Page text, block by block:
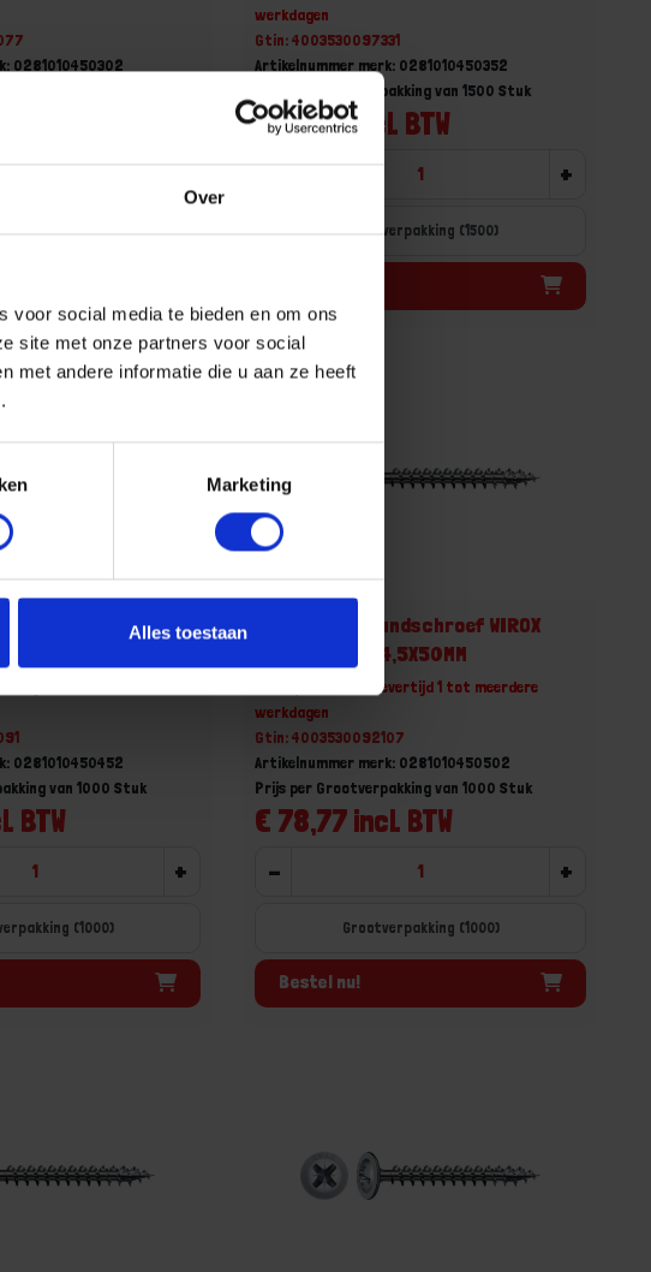
Over
voor social media te bieden en om ons
site met onze partners voor social
met andere informatie die u aan ze heeft
Marketing
Alles toestaan
0281010450302
+
(2000)
werkdagen
Gtin: 4003530097331
Artikelnummer merk: 0281010450352
€ 91,84 incl. BTW
Prijs per Grootverpakking van 1500 Stuk
- +
Grootverpakking (1500)
WIROX
0281010450452
BTW
van 1000 Stuk
+
(1000)
SPAX Achterwandschroef WIROX
voldraad PZ2 4,5X50MM
Niet op voorraad, levertijd 1 tot meerdere
werkdagen
Gtin: 4003530092107
Artikelnummer merk: 0281010450502
€ 78,77 incl. BTW
Prijs per Grootverpakking van 1000 Stuk
- +
Grootverpakking (1000)
Bestel nu!